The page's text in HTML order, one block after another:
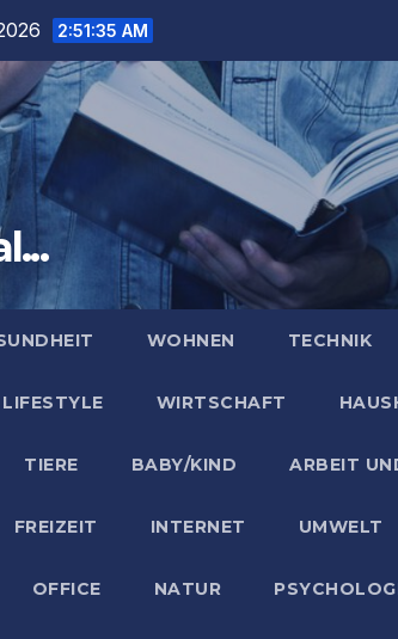
2:51:37 AM
WOHNEN TECHNIK
LIFESTYLE WIRTSCHAFT
TIERE BABY/KIND ARBEIT
FREIZEIT INTERNET UMWELT
OFFICE NATUR